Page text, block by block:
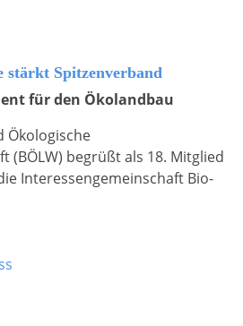
Spitzenverband
für den Ökolandbau
Ökologische
(BÖLW) begrüßt als 18. Mitglied
Interessengemeinschaft Bio-